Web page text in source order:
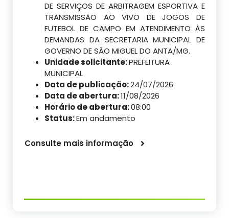
DE SERVIÇOS DE ARBITRAGEM ESPORTIVA E
TRANSMISSÃO AO VIVO DE JOGOS DE
FUTEBOL DE CAMPO EM ATENDIMENTO ÀS
DEMANDAS DA SECRETARIA MUNICIPAL DE
GOVERNO DE SÃO MIGUEL DO ANTA/MG.
Unidade solicitante:PREFEITURA
MUNICIPAL
Data de publicação:24/07/2026
Data de abertura:11/08/2026
Horário de abertura:08:00
Status:Em andamento
Consulte mais informação